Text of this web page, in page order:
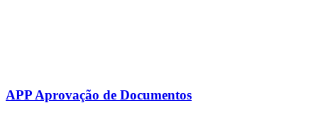
APP Aprovação de Documentos